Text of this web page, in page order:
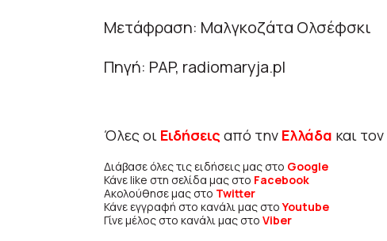
Μετάφραση: Μαλγκοζάτα Ολσέφσκι
Πηγή: PAP, radiomaryja.pl
Όλες οι Ειδήσεις από την Ελλάδα και τον
Διάβασε όλες τις ειδήσεις μας στο Google
Κάνε like στη σελίδα μας στο Facebook
Ακολούθησε μας στο Twitter
Κάνε εγγραφή στο κανάλι μας στοYoutube
Γίνε μέλος στο κανάλι μας στο Viber